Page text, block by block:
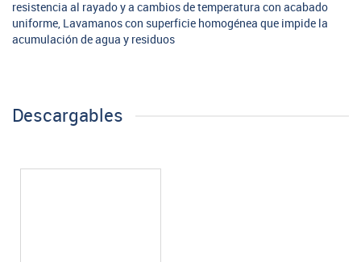
resistencia al rayado y a cambios de temperatura con acabado
uniforme, Lavamanos con superficie homogénea que impide la
acumulación de agua y residuos
Descargables